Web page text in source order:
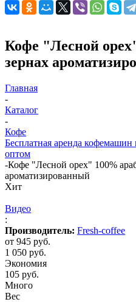
Кофе "Лесной
зернах
Главная
-
Каталог
-
Кофе
Бесплатная аренда кофемашин
оптом
-Кофе "Лесной орех" 100%
ароматизированный
Хит
Видео
:
Производитель: Fresh-coffee
от 945 руб.
1 050 руб.
Экономия
105 руб.
Много
Вес